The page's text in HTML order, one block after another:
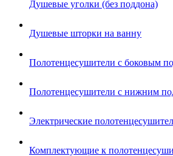
Душевые уголки (без поддона)
Душевые шторки на ванну
Полотенцесушители с боковым
Полотенцесушители с нижним
Электрические
Комплектующие к